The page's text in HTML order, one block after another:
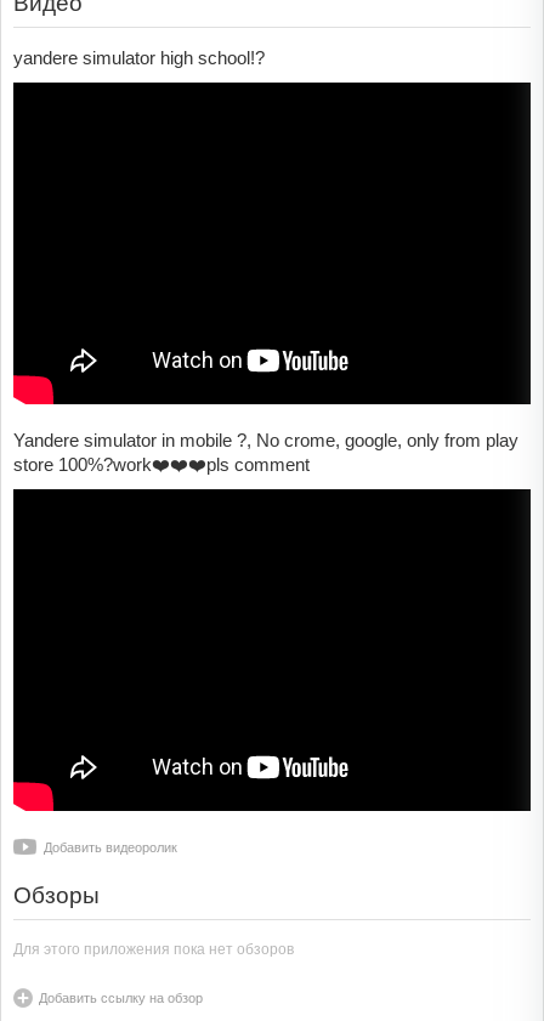
yandere simulator high school!?
Yandere simulator in mobile ?, No crome, google, only from play
store 100%?work❤️❤️❤️pls comment
Добавить видеоролик
Обзоры
Для этого приложения пока нет обзоров
Добавить ссылку на обзор